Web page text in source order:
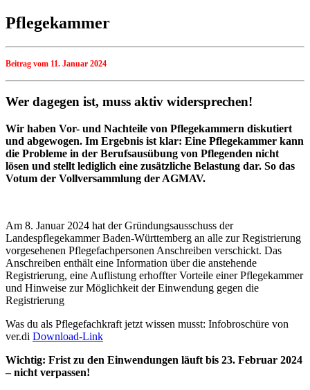
Pflegekammer
Beitrag vom 11. Januar 2024
Wer dagegen ist, muss aktiv widersprechen!
Wir haben Vor- und Nachteile von Pflegekammern diskutiert
und abgewogen. Im Ergebnis ist klar: Eine Pflegekammer kann
die Probleme in der Berufsausübung von Pflegenden nicht
lösen und stellt lediglich eine zusätzliche Belastung dar. So das
Votum der Vollversammlung der AGMAV.
Am 8. Januar 2024 hat der Gründungsausschuss der
Landespflegekammer Baden-Württemberg an alle zur Registrierung
vorgesehenen Pflegefachpersonen Anschreiben verschickt. Das
Anschreiben enthält eine Information über die anstehende
Registrierung, eine Auflistung erhoffter Vorteile einer Pflegekammer
und Hinweise zur Möglichkeit der Einwendung gegen die
Registrierung
Was du als Pflegefachkraft jetzt wissen musst: Infobroschüre von
ver.di Download-Link
Wichtig: Frist zu den Einwendungen läuft bis 23. Februar 2024
– nicht verpassen!